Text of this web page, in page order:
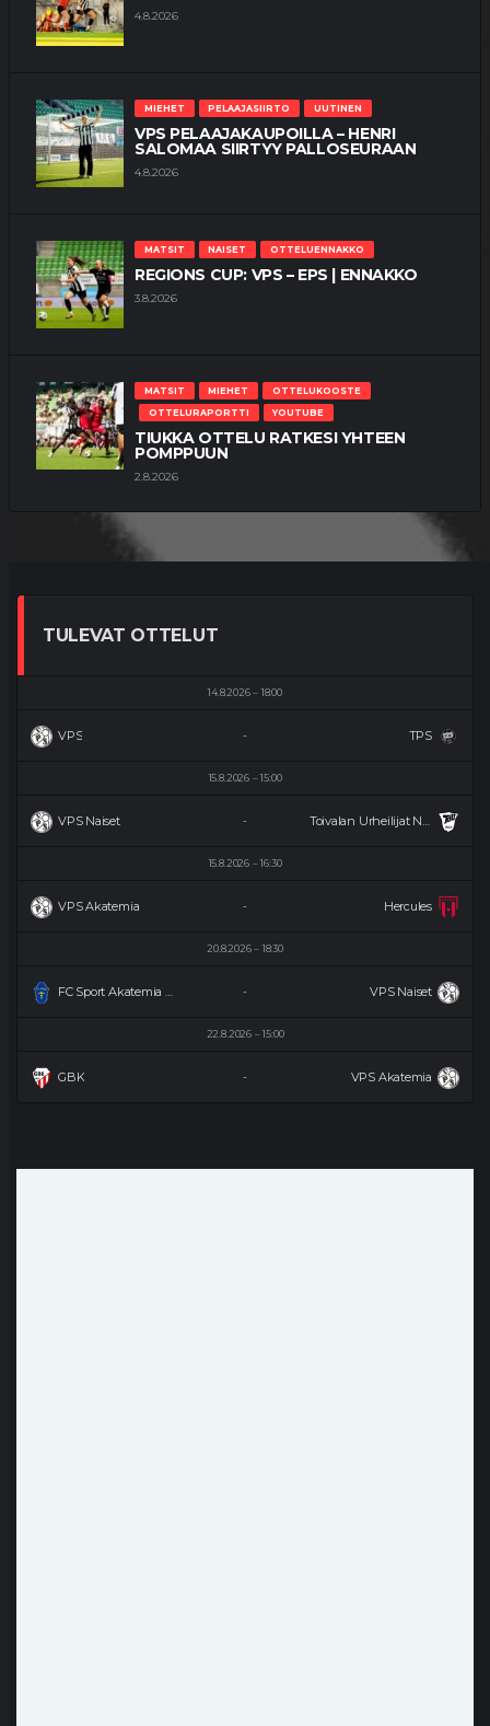
4.8.2026
MIEHET PELAAJASIIRTO UUTINEN
VPS PELAAJAKAUPOILLA – HENRI
SALOMAA SIIRTYY PALLOSEURAAN
4.8.2026
MATSIT NAISET OTTELUENNAKKO
REGIONS CUP: VPS – EPS | ENNAKKO
3.8.2026
MATSIT MIEHET
OTTELUKOOSTE
OTTELURAPORTTI
YOUTUBE
TIUKKA OTTELU RATKESI YHTEEN
POMPPUUN
2.8.2026
TULEVAT OTTELUT
14.8.2026 18:00
VPS TPS
-
15.8.2026 15:00
VPS Naiset -
15.8.2026 16:30
VPS Akatemia Hercules
-
20.8.2026 18:30
VPS Naiset
-
22.8.2026 15:00
GBK VPS Akatemia
-